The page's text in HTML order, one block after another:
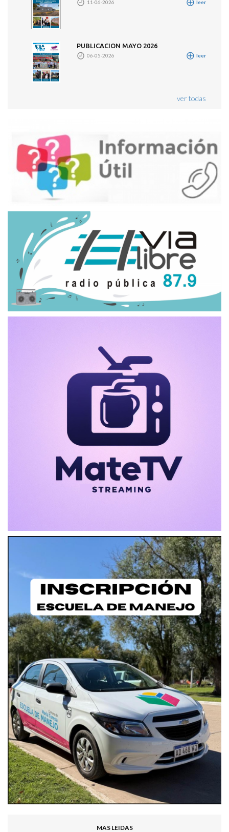
11-06-2026 leer
PUBLICACION MAYO 2026
06-05-2026 leer
ver todas
MAS LEIDAS